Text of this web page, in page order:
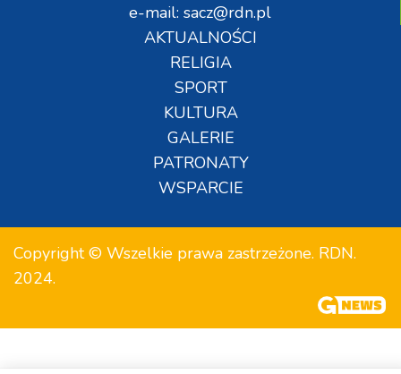
e-mail: sacz@rdn.pl
AKTUALNOŚCI
RELIGIA
SPORT
KULTURA
GALERIE
PATRONATY
WSPARCIE
Copyright © Wszelkie prawa zastrzeżone. RDN.
2024.